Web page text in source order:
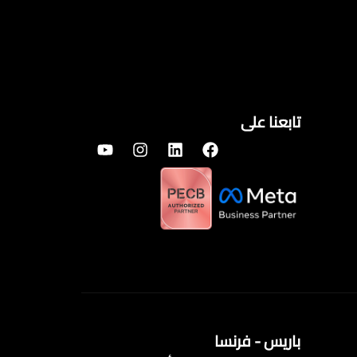
تابعنا على
باريس - فرنسا